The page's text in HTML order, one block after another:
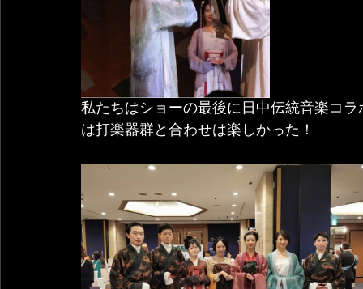
私たちはショーの最後に日中伝統音楽コ
は打楽器群と合わせは楽しかった！